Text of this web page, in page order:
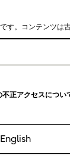
す。コンテンツは
正アクセスについ
English